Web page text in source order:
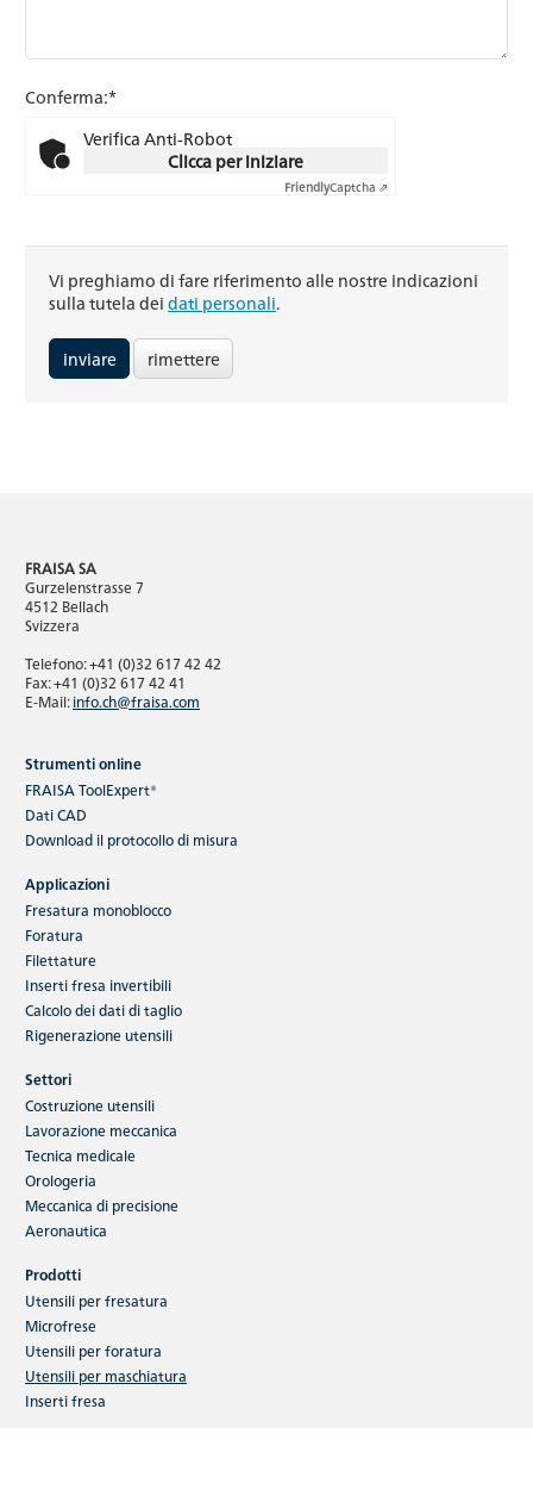
Conferma:*
Verifica Anti-Robot
Clicca per iniziare
FriendlyCaptcha ⇗
Vi preghiamo di fare riferimento alle nostre indicazioni
sulla tutela dei dati personali.
rimettere
FRAISA SA
Gurzelenstrasse 7
4512 Bellach
Svizzera
Telefono: +41 (0)32 617 42 42
Fax: +41 (0)32 617 42 41
E-Mail:info.ch@fraisa.com
Strumenti online
FRAISA ToolExpert®
Dati CAD
Download il protocollo di misura
Applicazioni
Fresatura monoblocco
Foratura
Filettature
Inserti fresa invertibili
Calcolo dei dati di taglio
Rigenerazione utensili
Settori
Costruzione utensili
Lavorazione meccanica
Tecnica medicale
Orologeria
Meccanica di precisione
Aeronautica
Prodotti
Utensili per fresatura
Microfrese
Utensili per foratura
Utensili per maschiatura
Inserti fresa